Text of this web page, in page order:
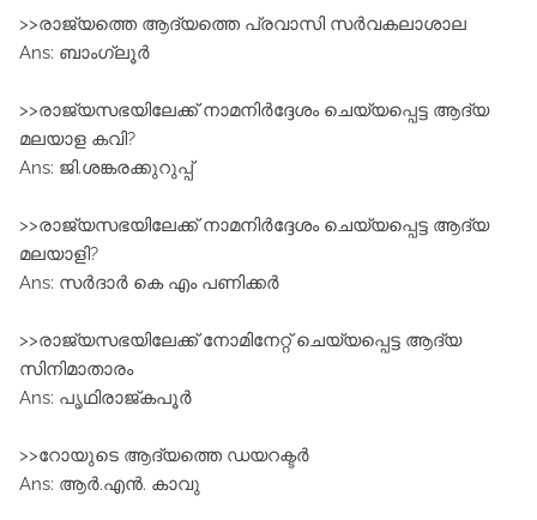
>>രാജ്യത്തെ ആദ്യത്തെ പ്രവാസി സര്‍വകലാശാല
Ans: ബാംഗ്ലൂര്‍
>>രാജ്യസഭയിലേക്ക് നാമനിർദ്ദേശം ചെയ്യപ്പെട്ട ആദ്യ
മലയാള കവി?
Ans: ജി.ശങ്കരക്കുറുപ്പ്
>>രാജ്യസഭയിലേക്ക് നാമനിർദ്ദേശം ചെയ്യപ്പെട്ട ആദ്യ
മലയാളി?
Ans: സർദാർ കെ എം പണിക്കർ
>>രാജ്യസഭയിലേക്ക് നോമിനേറ്റ് ചെയ്യപ്പെട്ട ആദ്യ
സിനിമാതാരം
Ans: പൃഥിരാജ്കപൂര്‍
>>റോയുടെ ആദ്യത്തെ ഡയറക്ടര്‍
Ans: ആര്‍.എന്‍. കാവു